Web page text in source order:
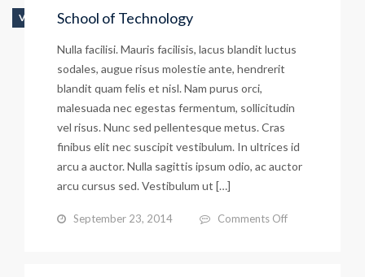
VIDEO School of Technology
Nulla facilisi. Mauris facilisis, lacus blandit luctus
sodales, augue risus molestie ante, hendrerit
blandit quam felis et nisl. Nam purus orci,
malesuada nec egestas fermentum, sollicitudin
vel risus. Nunc sed pellentesque metus. Cras
finibus elit nec suscipit vestibulum. In ultrices id
arcu a auctor. Nulla sagittis ipsum odio, ac auctor
arcu cursus sed. Vestibulum ut […]
September 23, 2014 Comments Offon